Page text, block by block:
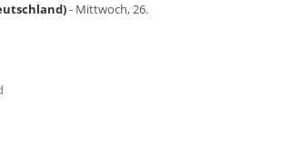
- Mittwoch, 26.